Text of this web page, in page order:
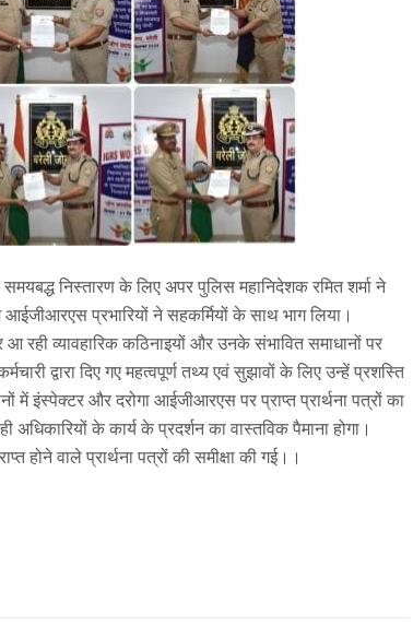
निस्तारण के लिए अपर पुलिस महानिदेशक रमित शर्मा ने
प्रभारियों ने सहकर्मियों के साथ भाग लिया।
रही व्यावहारिक कठिनाइयों और उनके संभावित समाधानों पर
द्वारा दिए गए महत्वपूर्ण तथ्य एवं सुझावों के लिए उन्हें प्रशस्ति
में इंस्पेक्टर और दरोगा आईजीआरएस पर प्राप्त प्रार्थना पत्रों का
के कार्य के प्रदर्शन का वास्तविक पैमाना होगा।
होने वाले प्रार्थना पत्रों की समीक्षा की गई।।